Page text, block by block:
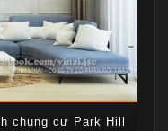
chung cư Park Hill